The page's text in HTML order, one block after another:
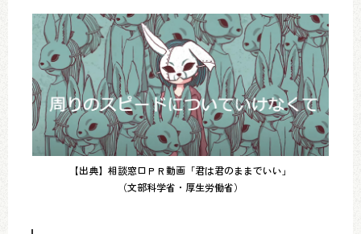
【出典】相談窓口ＰＲ動画「君は君のままでいい」
（文部科学省・厚生労働省）